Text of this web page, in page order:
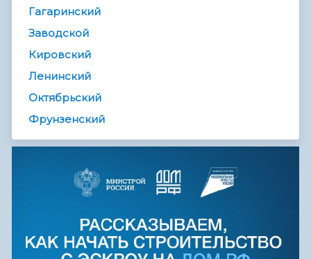
Гагаринский
Заводской
Кировский
Ленинский
Октябрьский
Фрунзенский